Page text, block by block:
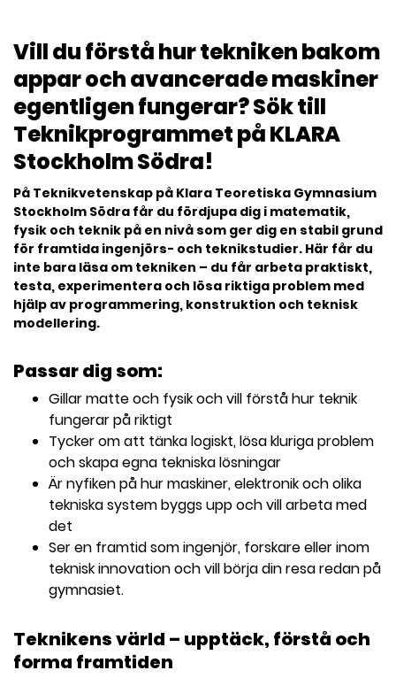
Vill du förstå hur tekniken bakom
appar och avancerade maskiner
egentligen fungerar? Sök till
Teknikprogrammet på KLARA
Stockholm Södra!
På Teknikvetenskap på Klara Teoretiska Gymnasium
Stockholm Södra får du fördjupa dig i matematik,
fysik och teknik på en nivå som ger dig en stabil grund
för framtida ingenjörs- och teknikstudier. Här får du
inte bara läsa om tekniken – du får arbeta praktiskt,
testa, experimentera och lösa riktiga problem med
hjälp av programmering, konstruktion och teknisk
modellering.
Passar dig som:
Gillar matte och fysik och vill förstå hur teknik
fungerar på riktigt
Tycker om att tänka logiskt, lösa kluriga problem
och skapa egna tekniska lösningar
Är nyfiken på hur maskiner, elektronik och olika
tekniska system byggs upp och vill arbeta med
det
Ser en framtid som ingenjör, forskare eller inom
teknisk innovation och vill börja din resa redan på
gymnasiet.
Teknikens värld – upptäck, förstå och
forma framtiden